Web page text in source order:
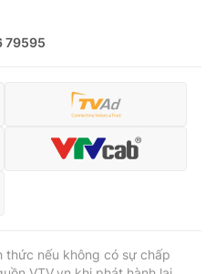
79595
thức nếu không có sự chấp